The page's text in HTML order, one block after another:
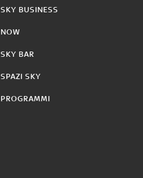
SKY BUSINESS
NOW
SKY BAR
SPAZI SKY
PROGRAMMI